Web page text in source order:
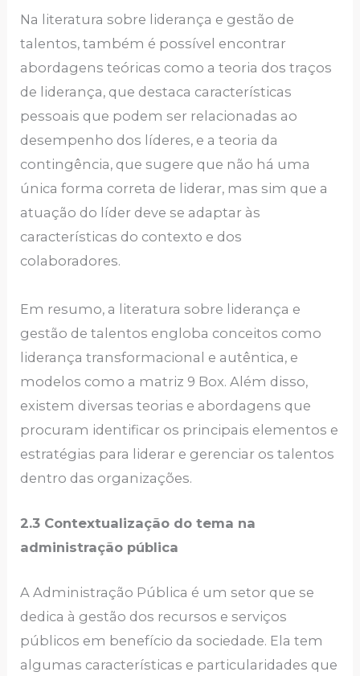
Na literatura sobre liderança e gestão de
talentos, também é possível encontrar
abordagens teóricas como a teoria dos traços
de liderança, que destaca características
pessoais que podem ser relacionadas ao
desempenho dos líderes, e a teoria da
contingência, que sugere que não há uma
única forma correta de liderar, mas sim que a
atuação do líder deve se adaptar às
características do contexto e dos
colaboradores.
Em resumo, a literatura sobre liderança e
gestão de talentos engloba conceitos como
liderança transformacional e autêntica, e
modelos como a matriz 9 Box. Além disso,
existem diversas teorias e abordagens que
procuram identificar os principais elementos e
estratégias para liderar e gerenciar os talentos
dentro das organizações.
2.3 Contextualização do tema na
administração pública
A Administração Pública é um setor que se
dedica à gestão dos recursos e serviços
públicos em benefício da sociedade. Ela tem
algumas características e particularidades que